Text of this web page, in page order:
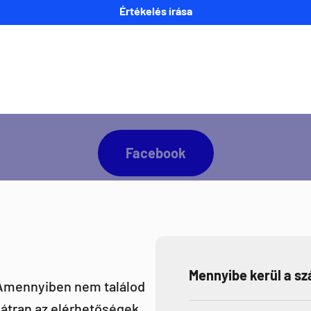
Értékelés írása
kész lennél minden Direct Darts aktivitással
Facebook
nem találod
Mennyibe kerül a